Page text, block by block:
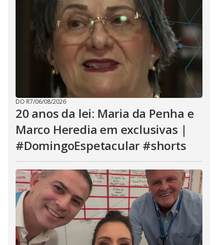
DO R7/06/08/2026
20 anos da lei: Maria da Penha e
Marco Heredia em exclusivas |
#DomingoEspetacular #shorts